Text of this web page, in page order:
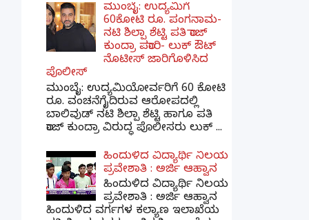
ಮುಂಬೈ: ಉದ್ಯಮಿಗೆ
60ಕೋಟಿ ರೂ. ಪಂಗನಾಮ-
ನಟಿ ಶಿಲ್ಪಾ ಶೆಟ್ಟಿ ಪತಿ ರಾಜ್
ಕುಂದ್ರಾ ಪರಾರಿ- ಲುಕ್ ಔಟ್
ನೊಟೀಸ್ ಜಾರಿಗೊಳಿಸಿದ
ಪೊಲೀಸ್
ಮುಂಬೈ: ಉದ್ಯಮಿಯೋರ್ವರಿಗೆ 60 ಕೋಟಿ
ರೂ. ವಂಚನೆಗೈದಿರುವ ಆರೋಪದಲ್ಲಿ
ಬಾಲಿವುಡ್ ನಟಿ ಶಿಲ್ಪಾ ಶೆಟ್ಟಿ ಹಾಗೂ ಪತಿ
ರಾಜ್ ಕುಂದ್ರಾ ವಿರುದ್ಧ ಪೊಲೀಸರು ಲುಕ್ ...
ಹಿಂದುಳಿದ ವಿದ್ಯಾರ್ಥಿ ನಿಲಯ
ಪ್ರವೇಶಾತಿ : ಅರ್ಜಿ ಆಹ್ವಾನ
ಹಿಂದುಳಿದ ವಿದ್ಯಾರ್ಥಿ ನಿಲಯ
ಪ್ರವೇಶಾತಿ : ಅರ್ಜಿ ಆಹ್ವಾನ
ಹಿಂದುಳಿದ ವರ್ಗಗಳ ಕಲ್ಯಾಣ ಇಲಾಖೆಯ